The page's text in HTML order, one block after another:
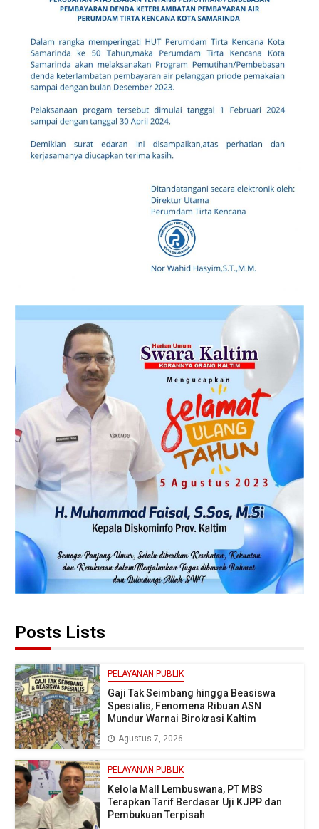
Posts Lists
PELAYANAN PUBLIK
Gaji Tak Seimbang hingga Beasiswa
Spesialis, Fenomena Ribuan ASN
Mundur Warnai Birokrasi Kaltim
Agustus 7, 2026
PELAYANAN PUBLIK
Kelola Mall Lembuswana, PT MBS
Terapkan Tarif Berdasar Uji KJPP dan
Pembukuan Terpisah